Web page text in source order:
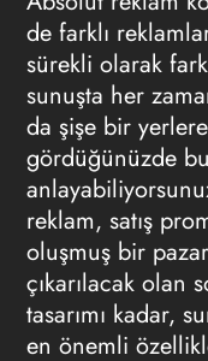
de farklı
sürekli olarak
sunuşta her
da şişe bir
gördüğünüzde
reklam, satış
oluşmuş bir
çıkarılacak olan
tasarımı kadar,
en önemli